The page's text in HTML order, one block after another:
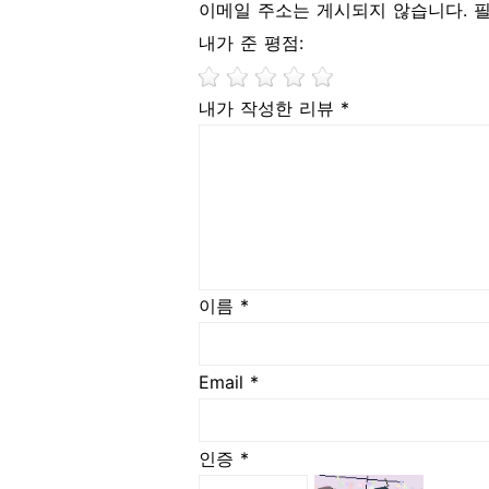
이메일 주소는 게시되지 않습니다.
내가 준 평점:
내가 작성한 리뷰 *
이름 *
Email *
인증 *